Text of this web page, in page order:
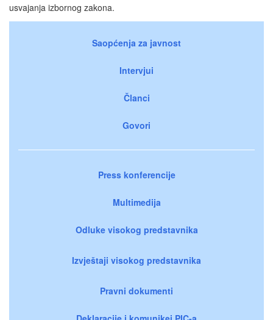
usvajanja izbornog zakona.
Saopćenja za javnost
Intervjui
Članci
Govori
Press konferencije
Multimedija
Odluke visokog predstavnika
Izvještaji visokog predstavnika
Pravni dokumenti